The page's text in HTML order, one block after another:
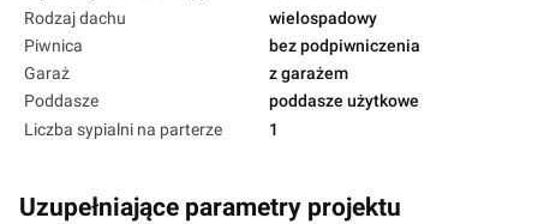
Rodzaj dachu
wielospadowy
Piwnica
bez podpiwniczenia
Garaż
z garażem
Poddasze
poddasze użytkowe
Liczba sypialni na parterze
1
Uzupełniające parametry projektu